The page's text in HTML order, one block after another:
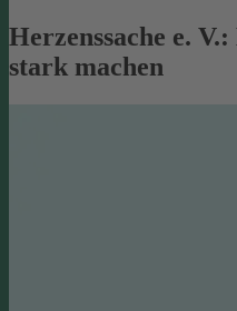
Herzenssache e.
stark machen